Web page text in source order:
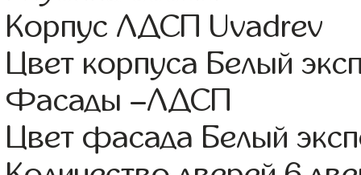
Корпус ЛДСП Uvadrev
Цвет корпуса Белый
Фасады –ЛДСП
Цвет фасада Белый